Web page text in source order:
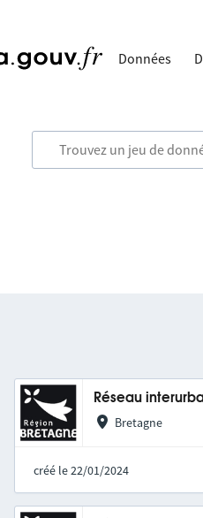
Données
Réseau
Bretagne
créé le 22/01/2024